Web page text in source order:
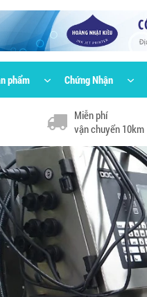
phẩm Chứng Nhận
Miễn phí
vận chuyển 10km